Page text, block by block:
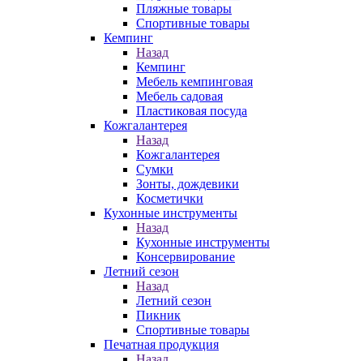
Пляжные товары
Спортивные товары
Кемпинг
Назад
Кемпинг
Мебель кемпинговая
Мебель садовая
Пластиковая посуда
Кожгалантерея
Назад
Кожгалантерея
Сумки
Зонты, дождевики
Косметички
Кухонные инструменты
Назад
Кухонные инструменты
Консервирование
Летний сезон
Назад
Летний сезон
Пикник
Спортивные товары
Печатная продукция